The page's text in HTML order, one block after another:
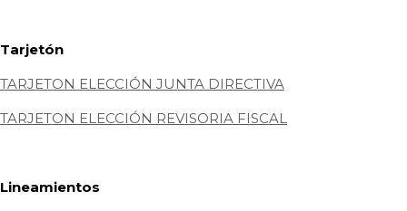
Tarjetón
TARJETON ELECCIÓN JUNTA DIRECTIVA
TARJETON ELECCIÓN REVISORIA FISCAL
Lineamientos